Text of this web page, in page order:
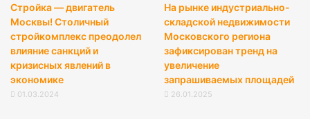
Стройка — двигатель
Москвы! Столичный
стройкомплекс преодолел
влияние санкций и
кризисных явлений в
экономике
01.03.2024
На рынке индустриально-
складской недвижимости
Московского региона
зафиксирован тренд на
увеличение
запрашиваемых площадей
26.01.2025